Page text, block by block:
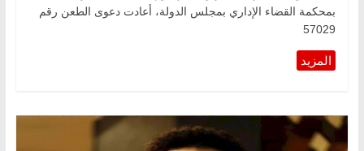
بمحكمة القضاء الإداري بمجلس الدولة، أعادت دعوى الطعن رقم
57029